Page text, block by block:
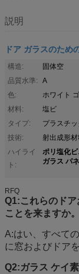
説明
ドア ガラスのため
構造:
固体空
品質水準:
A
色:
ホワイト
材料:
塩ビ
タイプ:
プラスチ
技術:
射出成形
ハイライ
ト:
ポリ塩化
ガラス パ
RFQ
Q1:これらのド
ことを来ますか。
A:はい、すべて
に窓およびドア
Q2:ガラス ケイ